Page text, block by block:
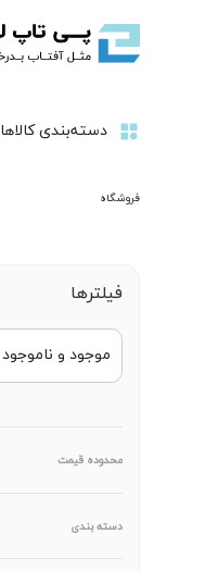
دسته‌بندی کالاها
فروشگاه
فیلترها
محدوده قیمت
دسته بندی